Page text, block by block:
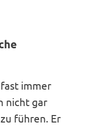
immer
nicht gar
führen. Er